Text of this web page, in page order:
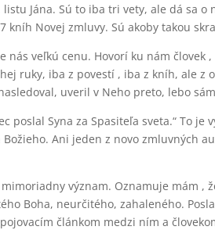
Jána. Sú to iba tri vety, ale dá sa
kníh Novej zmluvy. Sú akoby takou
nás veľkú cenu. Hovorí ku nám
ruky, iba z povestí , iba z kníh, ale z
uveril v Neho preto, lebo
poslal Syna za Spasiteľa sveta.“ To je
Božieho. Ani jeden z novo zmluvných
význam. Oznamuje mám ,
Boha, neurčitého, zahaleného.
článkom medzi ním a